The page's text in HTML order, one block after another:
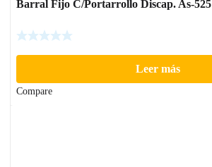
Barral Fijo C/Portarrollo Discap. As-525
Leer más
Compare